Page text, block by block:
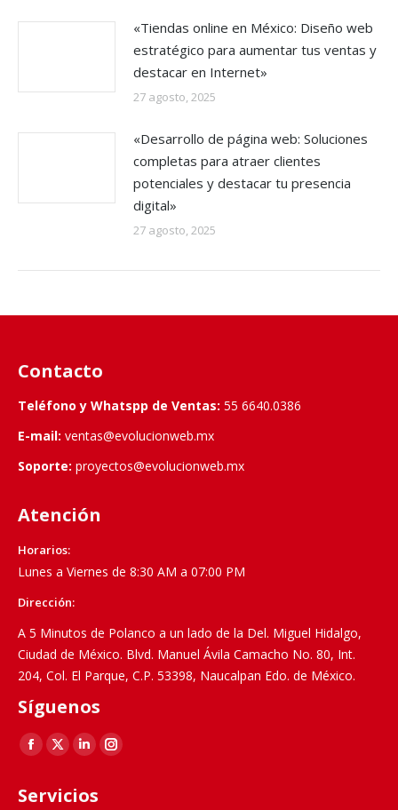
«Tiendas online en México: Diseño web
estratégico para aumentar tus ventas y
destacar en Internet»
27 agosto, 2025
«Desarrollo de página web: Soluciones
completas para atraer clientes
potenciales y destacar tu presencia
digital»
27 agosto, 2025
Contacto
Teléfono y Whatspp de Ventas: 55 6640.0386
E-mail: ventas@evolucionweb.mx
Soporte: proyectos@evolucionweb.mx
Atención
Horarios:
Lunes a Viernes de 8:30 AM a 07:00 PM
Dirección:
A 5 Minutos de Polanco a un lado de la Del. Miguel Hidalgo,
Ciudad de México. Blvd. Manuel Ávila Camacho No. 80, Int.
204, Col. El Parque, C.P. 53398, Naucalpan Edo. de México.
Síguenos
Find us on:
Facebook
opens
X
opens
Linkedin
opens
Instagram
Servicios